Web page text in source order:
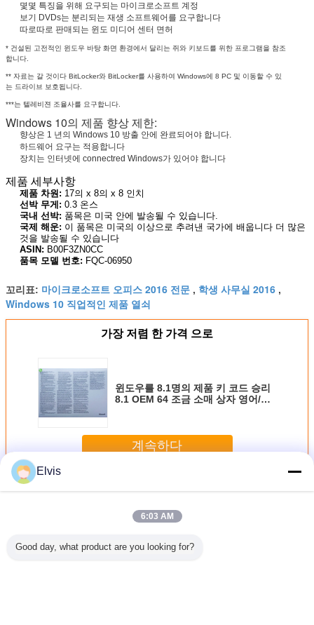
몇몇 특징을 위해 요구되는 마이크로소프트 계정
보기 DVDs는 분리되는 재생 소프트웨어를 요구합니다
따로따로 판매되는 윈도 미디어 센터 면허
* 건설된 고전적인 윈도우 바탕 화면 환경에서 달리는 쥐와 키보드를 위한 프로그램을 참조
합니다.
** 자료는 갈 것이다 BitLocker와 BitLocker를 사용하여 Windows에 8 PC 및 이동할 수 있
는 드라이브 보호됩니다.
***는 텔레비젼 조율사를 요구합니다.
Windows 10의 제품 향상 제한:
향상은 1 년의 Windows 10 방출 안에 완료되어야 합니다.
하드웨어 요구는 적용합니다
장치는 인터넷에 connectred Windows가 있어야 합니다
제품 세부사항
제품 차원: 17의 x 8의 x 8 인치
선박 무게: 0.3 온스
국내 선박: 품목은 미국 안에 발송될 수 있습니다.
국제 해운: 이 품목은 미국의 이상으로 추려낸 국가에 배웁니다 더 많은
것을 발송될 수 있습니다
ASIN: B00F3ZN0CC
품목 모델 번호: FQC-06950
꼬리표: 마이크로소프트 오피스 2016 전문 , 학생 사무실 2016 ,
Windows 10 직업적인 제품 열쇠
가장 저렴 한 가격 으로
윈도우를 8.1명의 제품 키 코드 승리
8.1 OEM 64 조금 소매 상자 영어/프
계속하다
더 많은 것
Elvis
6:03 AM
Good day, what product are you looking for?